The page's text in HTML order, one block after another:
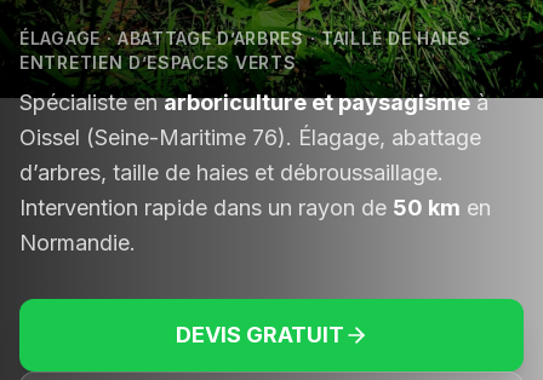
ÉLAGAGE · ABATTAGE D’ARBRES · TAILLE DE HAIES ·
ENTRETIEN D’ESPACES VERTS
Spécialiste enarboriculture et paysagismeà
Oissel (Seine-Maritime 76). Élagage, abattage
d’arbres, taille de haies et débroussaillage.
Intervention rapide dans un rayon de 50 km en
Normandie.
DEVIS GRATUIT